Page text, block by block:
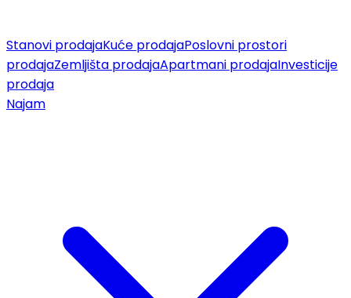
Stanovi prodajaKuće prodajaPoslovni prostori
prodajaZemljišta prodajaApartmani prodajaInvesticije
prodaja
Najam